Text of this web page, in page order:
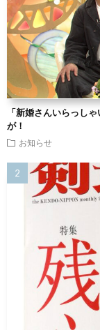
「新婚さんいらっし
が！
お知らせ